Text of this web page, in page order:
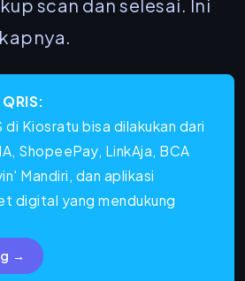
scan dan selesai. Ini
di Kiosratu bisa dilakukan dari
ShopeePay, LinkAja, BCA
Mandiri, dan aplikasi
digital yang mendukung
→